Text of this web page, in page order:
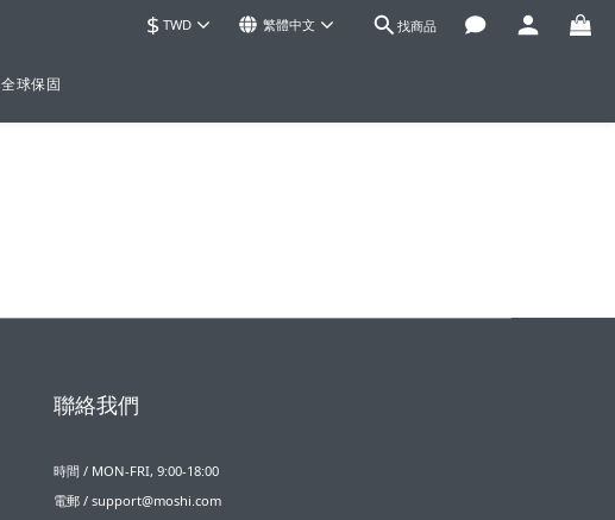
$ TWD 繁體中文 找商品
全球保固
聯絡我們
時間 / MON-FRI, 9:00-18:00
電郵 / support@moshi.com